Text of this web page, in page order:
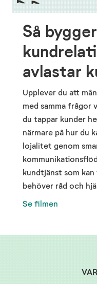
Så
avlastar
Upplever du att
med samma frågor
du tappar kunder
närmare på hur du
lojalitet genom
kundtjänst som
behöver råd och
Se filmen